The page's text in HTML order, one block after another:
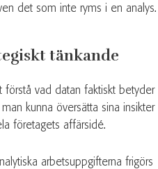
det som inte ryms i en analys.
tänkande
förstå vad datan faktiskt betyder
kunna översätta sina insikter
företagets affärsidé.
arbetsuppgifterna frigörs